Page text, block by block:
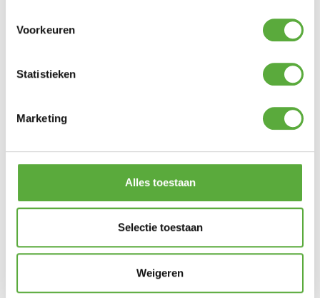
Voorkeuren
Statistieken
Marketing
Alles toestaan
Selectie toestaan
Weigeren
Achteraf betalen mogelijk